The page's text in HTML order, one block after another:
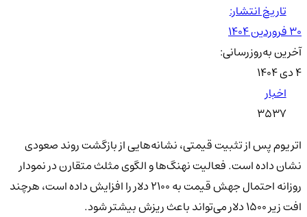
تاریخ انتشار:
۳۰ فروردین ۱۴۰۴
آخرین به‌روزرسانی:
۴ دی ۱۴۰۴
اخبار
3537
اتریوم پس از تثبیت قیمتی، نشانه‌هایی از بازگشت روند صعودی
نشان داده است. فعالیت نهنگ‌ها و الگوی مثلث متقارن در نمودار
روزانه احتمال جهش قیمت به ۲۱۰۰ دلار را افزایش داده است، هرچند
افت زیر ۱۵۰۰ دلار می‌تواند باعث ریزش بیشتر شود.